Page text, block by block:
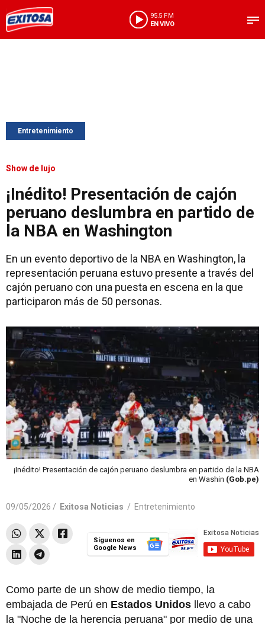
95.5 FM
EN VIVO
Entretenimiento
Show de lujo
¡Inédito! Presentación de cajón
peruano deslumbra en partido de
la NBA en Washington
En un evento deportivo de la NBA en Washington, la
representación peruana estuvo presente a través del
cajón peruano con una puesta en escena en la que
participaron más de 50 personas.
¡Inédito! Presentación de cajón peruano deslumbra en partido de la NBA
en Washin (Gob.pe)
09/05/2026 / Exitosa Noticias / Entretenimiento
Síguenos en
Google News
Como parte de un show de medio tiempo, la
embajada de Perú en Estados Unidos llevo a cabo
la "Noche de la herencia peruana" por medio de una